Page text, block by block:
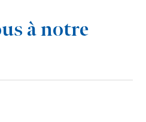
à notre